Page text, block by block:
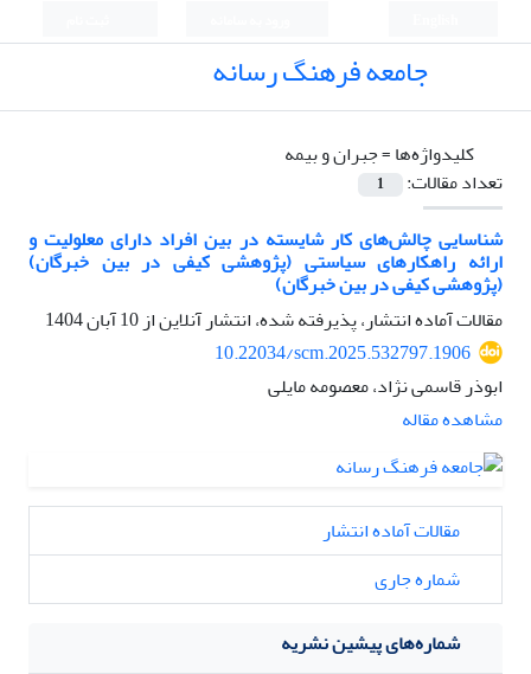
جامعه فرهنگ رسانه
کلیدواژه‌ها =جبران و بیمه
تعداد مقالات:
1
شناسایی چالش‌های کار شایسته در بین افراد دارای معلولیت و
ارائه راهکارهای سیاستی (پژوهشی کیفی در بین خبرگان)
(پژوهشی کیفی در بین خبرگان)
مقالات آماده انتشار، پذیرفته شده، انتشار آنلاین از10 آبان 1404
10.22034/scm.2025.532797.1906
ابوذر قاسمی نژاد، معصومه مایلی
مشاهده مقاله
مقالات آماده انتشار
شماره جاری
شماره‌های پیشین نشریه